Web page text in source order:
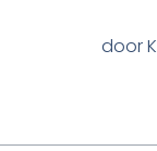
door